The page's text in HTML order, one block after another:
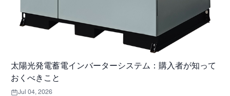
太陽光発電蓄電インバーターシステム：購入者が知って
おくべきこと
Jul 04, 2026